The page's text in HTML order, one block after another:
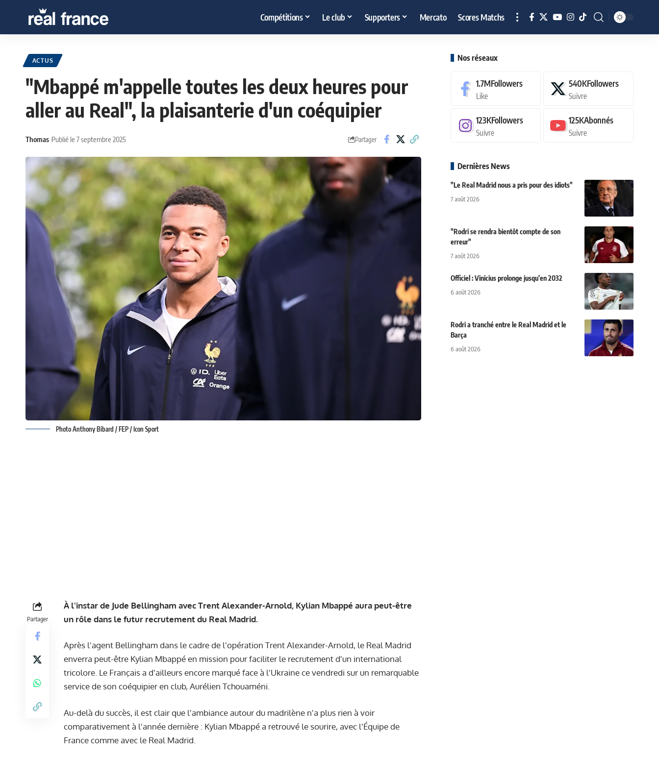
Compétitions Le club Supporters Mercato Scores Matchs
ACTUS
"Mbappé m'appelle toutes les deux heures pour
aller au Real", la plaisanterie d'un coéquipier
Thomas Publié le 7 septembre 2025 Partager
Photo Anthony Bibard / FEP / Icon Sport
Partager
À l'instar de Jude Bellingham avec Trent Alexander-Arnold, Kylian Mbappé aura peut-être
un rôle dans le futur recrutement du Real Madrid.
Après l'agent Bellingham dans le cadre de l'opération Trent Alexander-Arnold, le Real Madrid
enverra peut-être Kylian Mbappé en mission pour faciliter le recrutement d'un international
tricolore. Le Français a d'ailleurs encore marqué face à l'Ukraine ce vendredi sur un remarquable
service de son coéquipier en club, Aurélien Tchouaméni.
Au-delà du succès, il est clair que l'ambiance autour du madrilène n'a plus rien à voir
comparativement à l'année dernière : Kylian Mbappé a retrouvé le sourire, avec l'Équipe de
France comme avec le Real Madrid.
Nos réseaux
1.7MFollowers
Like
540KFollowers
Suivre
123KFollowers
Suivre
125KAbonnés
Suivre
Dernières News
"Le Real Madrid nous a pris pour des idiots"
7 août 2026
"Rodri se rendra bientôt compte de son
erreur"
7 août 2026
Officiel : Vinicius prolonge jusqu'en 2032
6 août 2026
Rodri a tranché entre le Real Madrid et le
Barça
6 août 2026